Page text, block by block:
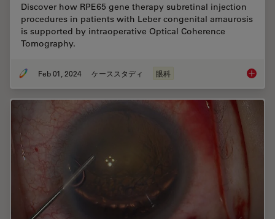
Discover how RPE65 gene therapy subretinal injection
procedures in patients with Leber congenital amaurosis
is supported by intraoperative Optical Coherence
Tomography.
Feb 01, 2024 ケーススタディ 眼科 RPE65